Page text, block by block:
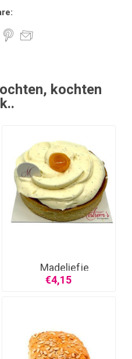
kochten
Madeliefje
€4,15